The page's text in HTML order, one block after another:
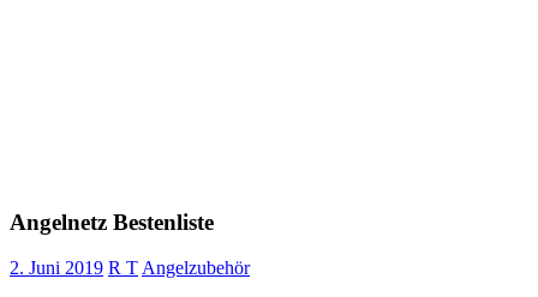
Angelnetz Bestenliste
2. Juni 2019 R TAngelzubehör